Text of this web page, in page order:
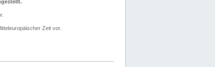
Zeit vor.